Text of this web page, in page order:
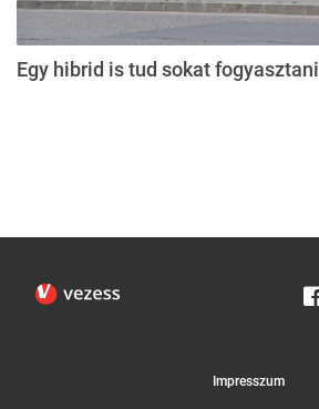
Egy hibrid is tud sokat fogyasztani
Impresszum